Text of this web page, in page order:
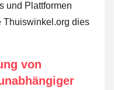
und Plattformen
Thuiswinkel.org dies
von